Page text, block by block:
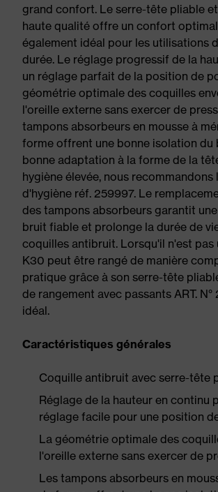
grand confort. Le serre-tête pliable
haute qualité offre un confort
également idéal pour les utilisations
durée. Le réglage progressif de la
un réglage parfait de la position de
géométrie optimale des coquilles
l'oreille externe sans exercer de
tampons absorbeurs en mousse à
forme offrent une bonne isolation du
bonne adaptation à la forme de la
hygiène élevée, nous recommandons
d'hygiène réf. 259997. Le
des tampons absorbeurs garantit
bruit fiable et prolonge la durée de
coquilles antibruit. Lorsqu'il n'est pas
K30 peut être rangé de manière
pratique grâce à son serre-tête
de rangement avec passants ART.
idéal.
Caractéristiques générales
Coquille antibruit avec serre-tête
Réglage de la hauteur en continu
réglage facile pour une position
La géométrie optimale des
l'oreille externe sans exercer de
Les tampons absorbeurs en